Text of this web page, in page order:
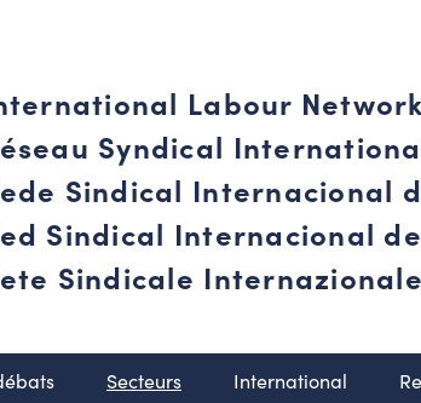
Labour
Syndical
Sindical Internacional
Sindical Internacional
Sindicale
Secteurs International